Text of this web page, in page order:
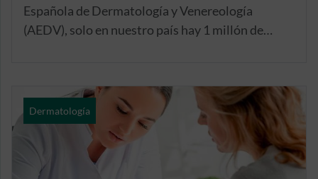
Española de Dermatología y Venereología
(AEDV), solo en nuestro país hay 1 millón de
muy molestos, sino que también tiene un impacto
emocional evidente.
Dermatología